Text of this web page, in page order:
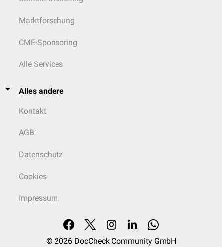
Marktforschung
CME-Sponsoring
Alle Services
Alles andere
Kontakt
AGB
Datenschutz
Cookies
Impressum
© 2026 DocCheck Community GmbH